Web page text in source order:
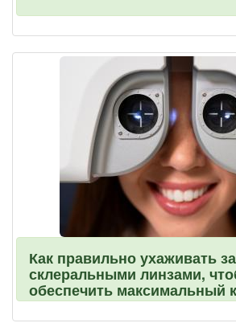
Как правильно ухаживать за
склеральными линзами,
обеспечить максимальный